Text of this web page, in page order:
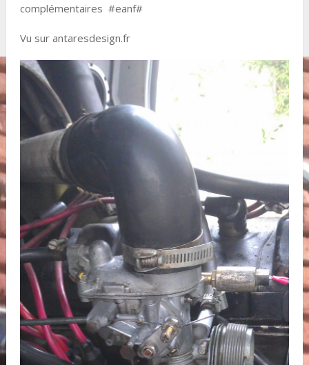
complémentaires #eanf#
Vu sur antaresdesign.fr